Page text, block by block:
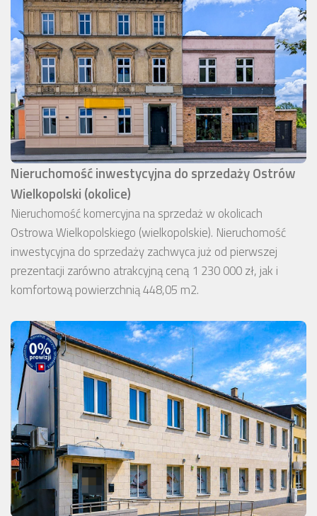
Nieruchomość inwestycyjna do sprzedaży Ostrów
Wielkopolski (okolice)
Nieruchomość komercyjna na sprzedaż w okolicach
Ostrowa Wielkopolskiego (wielkopolskie). Nieruchomość
inwestycyjna do sprzedaży zachwyca już od pierwszej
prezentacji zarówno atrakcyjną ceną 1 230 000 zł, jak i
komfortową powierzchnią 448,05 m2.